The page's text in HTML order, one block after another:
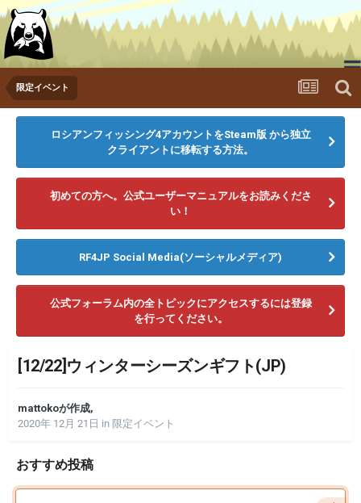
ゲームをダウンロードする ニュース メディア
ランキング フォーラム
限定イベント
ロシアンフィッシング4アカウントをSteam版 から独立
クライアントに移転する方法。
初めての方へ。公式ユーザーマニュアルをお読みくださ
い！
RF4JP Social Media(ソーシャルメディア)
公式フォーラム内の全トピックにアクセスするには登録
を行ってください。
[12/22]ウィンターシーズンギフト(JP)
mattokoが作成,
2020年 12月 21日 in 限定イベント
おすすめ投稿